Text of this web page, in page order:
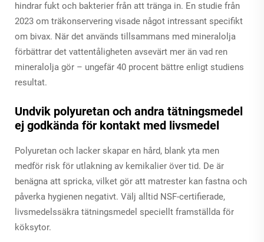
hindrar fukt och bakterier från att tränga in. En studie från
2023 om träkonservering visade något intressant specifikt
om bivax. När det används tillsammans med mineralolja
förbättrar det vattentåligheten avsevärt mer än vad ren
mineralolja gör – ungefär 40 procent bättre enligt studiens
resultat.
Undvik polyuretan och andra tätningsmedel
ej godkända för kontakt med livsmedel
Polyuretan och lacker skapar en hård, blank yta men
medför risk för utlakning av kemikalier över tid. De är
benägna att spricka, vilket gör att matrester kan fastna och
påverka hygienen negativt. Välj alltid NSF-certifierade,
livsmedelssäkra tätningsmedel speciellt framställda för
köksytor.